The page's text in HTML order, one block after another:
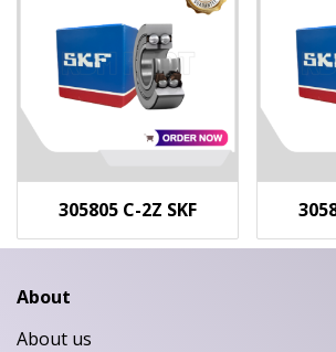
305805 C-2Z SKF
About
About us